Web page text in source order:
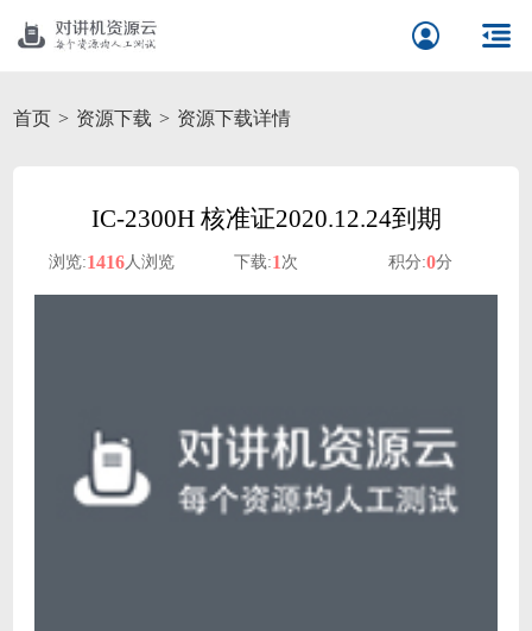
首页 资源下载 资源下载详情
IC-2300H 核准证2020.12.24到期
浏览:1416人浏览 下载:1次 积分:0分